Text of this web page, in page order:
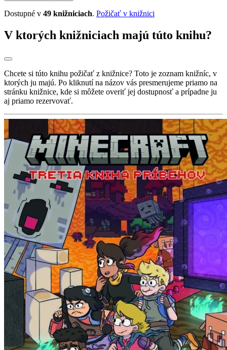
Dostupné v 49 knižniciach. Požičať v knižnici
V ktorých knižniciach majú túto knihu?
Chcete si túto knihu požičať z knižnice? Toto je zoznam knižníc, v
ktorých ju majú. Po kliknutí na názov vás presmerujeme priamo na
stránku knižnice, kde si môžete overiť jej dostupnosť a prípadne ju
aj priamo rezervovať.